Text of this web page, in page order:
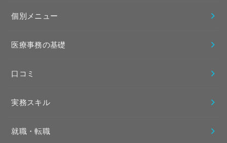
個別メニュー
医療事務の基礎
口コミ
実務スキル
就職・転職